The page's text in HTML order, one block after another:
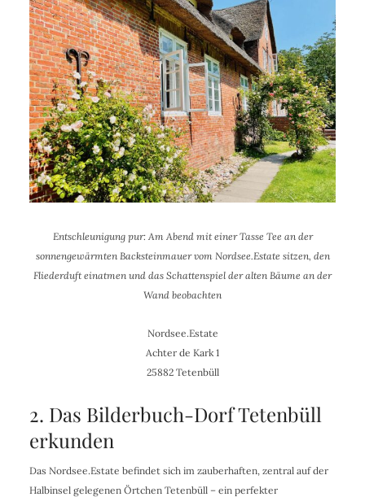
Entschleunigung pur: Am Abend mit einer Tasse Tee an der
sonnengewärmten Backsteinmauer vom Nordsee.Estate sitzen, den
Fliederduft einatmen und das Schattenspiel der alten Bäume an der
Wand beobachten
Nordsee.Estate
Achter de Kark 1
25882 Tetenbüll
2. Das Bilderbuch-Dorf Tetenbüll
erkunden
Das Nordsee.Estate befindet sich im zauberhaften, zentral auf der
Halbinsel gelegenen Örtchen Tetenbüll – ein perfekter